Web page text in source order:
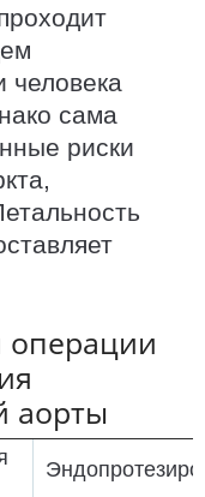
человека
сама
риски
операции
аорты